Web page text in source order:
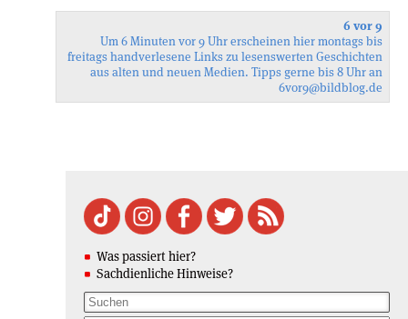
6 vor 9
Um 6 Minuten vor 9 Uhr erscheinen hier montags bis
freitags handverlesene Links zu lesenswerten Geschichten
aus alten und neuen Medien. Tipps gerne bis 8 Uhr an
6vor9@bildblog.de
Was passiert hier?
Sachdienliche Hinweise?